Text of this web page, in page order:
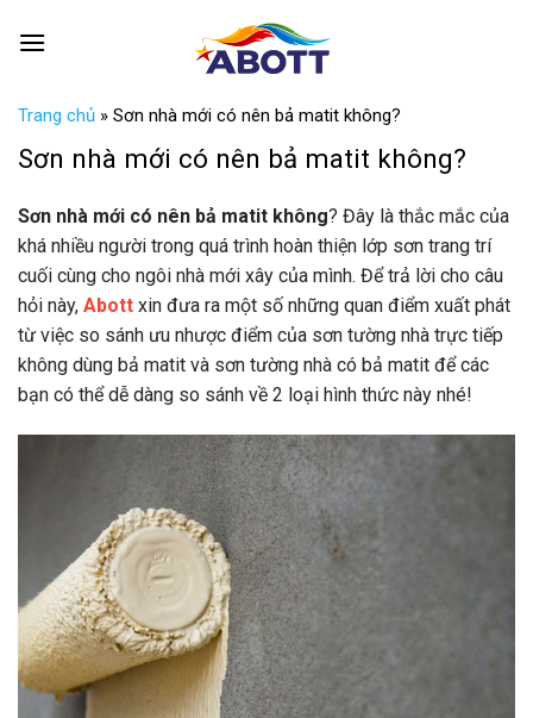
Trang chủ » Sơn nhà mới có nên bả matit không?
Sơn nhà mới có nên bả matit không?
Sơn nhà mới có nên bả matit không? Đây là thắc mắc của
khá nhiều người trong quá trình hoàn thiện lớp sơn trang trí
cuối cùng cho ngôi nhà mới xây của mình. Để trả lời cho câu
hỏi này, Abott xin đưa ra một số những quan điểm xuất phát
từ việc so sánh ưu nhược điểm của sơn tường nhà trực tiếp
không dùng bả matit và sơn tường nhà có bả matit để các
bạn có thể dễ dàng so sánh về 2 loại hình thức này nhé!